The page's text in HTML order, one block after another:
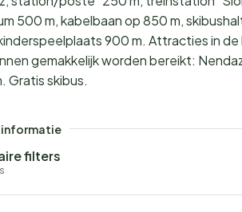
500 m, kabelbaan op 850 m,
900 m. Attracties in
gemakkelijk worden bereikt:
Gratis skibus.
informatie
filters